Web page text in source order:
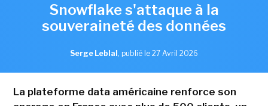
Snowflake s'attaque à la
souveraineté des données
Serge Leblal , publié le 27 Avril 2026
La plateforme data américaine renforce son